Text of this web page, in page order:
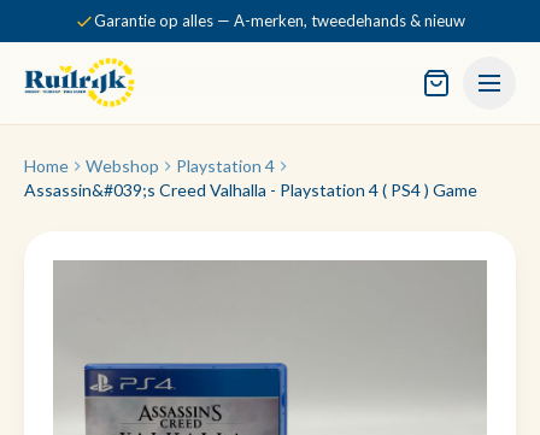
Garantie op alles — A-merken, tweedehands & nieuw
Home Webshop
Playstation 4
Assassin&#039;s Creed Valhalla - Playstation 4 ( PS4 ) Game